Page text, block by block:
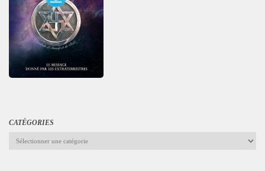
CATÉGORIES
Catégories